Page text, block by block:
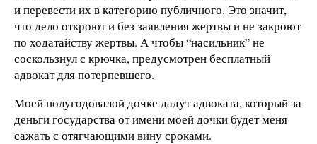
и перевести их в категорию публичного. Это значит,
что дело откроют и без заявления жертвы и не закроют
по ходатайству жертвы. А чтобы “насильник” не
соскользнул с крючка, предусмотрен бесплатный
адвокат для потерпевшего.
Моей полугодовалой дочке дадут адвоката, который за
деньги государства от имени моей дочки будет меня
сажать с отягчающими вину сроками.